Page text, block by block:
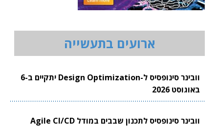
ארועים בתעשייה
וובינר סינופסיס ל-Design Optimization יתקיים ב-6
באוגוסט 2026
וובינר סינופסיס לתכנון שבבים במודל Agile CI/CD